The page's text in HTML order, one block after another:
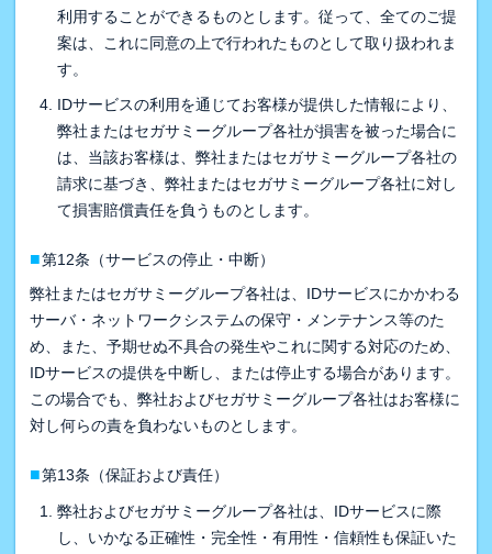
利用することができるものとします。従って、全てのご提
案は、これに同意の上で行われたものとして取り扱われま
す。
IDサービスの利用を通じてお客様が提供した情報により、
弊社またはセガサミーグループ各社が損害を被った場合に
は、当該お客様は、弊社またはセガサミーグループ各社の
請求に基づき、弊社またはセガサミーグループ各社に対し
て損害賠償責任を負うものとします。
■第12条（サービスの停止・中断）
弊社またはセガサミーグループ各社は、IDサービスにかかわる
サーバ・ネットワークシステムの保守・メンテナンス等のた
め、また、予期せぬ不具合の発生やこれに関する対応のため、
IDサービスの提供を中断し、または停止する場合があります。
この場合でも、弊社およびセガサミーグループ各社はお客様に
対し何らの責を負わないものとします。
■第13条（保証および責任）
弊社およびセガサミーグループ各社は、IDサービスに際
し、いかなる正確性・完全性・有用性・信頼性も保証いた